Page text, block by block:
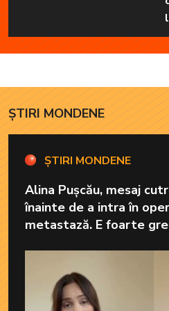
ȘTIRI MONDENE
ȘTIRI MONDENE
Alina Pușcău, mesaj
înainte de a intra în
metastază. E foarte